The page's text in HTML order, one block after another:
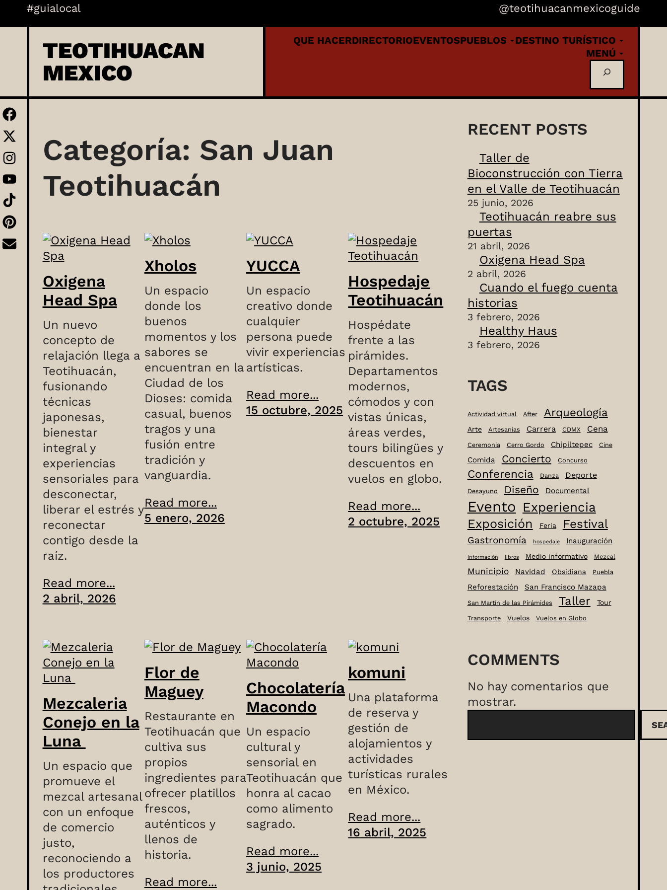
#guialocal @teotihuacanmexicoguide
TEOTIHUACAN
MEXICO
QUE HACERDIRECTORIOEVENTOSPUEBLOS
DESTINO TURÍSTICO
MENÚ
Buscar
Categoría: San Juan
Teotihuacán
Oxigena
Head Spa
Un nuevo
concepto de
relajación llega a
Teotihuacán,
fusionando
técnicas
japonesas,
bienestar
integral y
experiencias
sensoriales para
desconectar,
liberar el estrés y
reconectar
contigo desde la
raíz.
Read more...
2 abril, 2026
Xholos
Un espacio
donde los
buenos
momentos y los
sabores se
encuentran en la
Ciudad de los
Dioses: comida
casual, buenos
tragos y una
fusión entre
tradición y
vanguardia.
Read more...
5 enero, 2026
YUCCA
Un espacio
creativo donde
cualquier
persona puede
vivir experiencias
artísticas.
Read more...
15 octubre, 2025
Hospedaje
Teotihuacán
Hospédate
frente a las
pirámides.
Departamentos
modernos,
cómodos y con
vistas únicas,
áreas verdes,
tours bilingües y
descuentos en
vuelos en globo.
Read more...
2 octubre, 2025
Mezcaleria
Conejo en la
Luna
Un espacio que
promueve el
mezcal artesanal
con un enfoque
de comercio
justo,
reconociendo a
los productores
Flor de
Maguey
Restaurante en
Teotihuacán que
cultiva sus
propios
ingredientes para
ofrecer platillos
frescos,
auténticos y
llenos de
historia.
Read more...
Chocolatería
Macondo
Un espacio
cultural y
sensorial en
Teotihuacán que
honra al cacao
como alimento
sagrado.
Read more...
3 junio, 2025
komuni
Una plataforma
de reserva y
gestión de
alojamientos y
actividades
turísticas rurales
en México.
Read more...
16 abril, 2025
RECENT POSTS
Taller de
Bioconstrucción con Tierra
en el Valle de Teotihuacán
25 junio, 2026
Teotihuacán reabre sus
puertas
21 abril, 2026
Oxigena Head Spa
2 abril, 2026
Cuando el fuego cuenta
historias
3 febrero, 2026
Healthy Haus
3 febrero, 2026
TAGS
Actividad virtual After Arqueología
Arte Artesanías Carrera CDMX Cena
Ceremonia Cerro Gordo Chipiltepec Cine
Comida Concierto Concurso
Conferencia Danza Deporte
Desayuno Diseño Documental
Evento Experiencia
Exposición Feria Festival
Gastronomía hospedaje Inauguración
Información libros Medio informativo Mezcal
Municipio Navidad Obsidiana Puebla
Reforestación San Francisco Mazapa
San Martín de las Pirámides Taller Tour
Transporte Vuelos Vuelos en Globo
COMMENTS
No hay comentarios que
mostrar.